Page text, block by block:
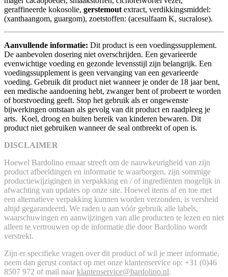
geraffineerde kokosolie, gerstemout extract, verdikkingsmiddel:
(xanthaangom, guargom), zoetstoffen: (acesulfaam K, sucralose).
Aanvullende informatie: Dit product is een voedingssupplement.
De aanbevolen dosering niet overschrijden. Een gevarieerde
evenwichtige voeding en gezonde levensstijl zijn belangrijk. Een
voedingssupplement is geen vervanging van een gevarieerde
voeding. Gebruik dit product niet wanneer je onder de 18 jaar bent,
een medische aandoening hebt, zwanger bent of probeert te worden
of borstvoeding geeft. Stop het gebruik als er ongewenste
bijwerkingen ontstaan als gevolg van dit product en raadpleeg je
arts. Koel, droog en buiten bereik van kinderen bewaren. Dit
product niet gebruiken wanneer de seal ontbreekt of open is.
DISCLAIMER
Hoewel Bardolino ernaar streeft om de nauwkeurigheid van zijn
product afbeeldingen en informatie te waarborgen, zijn sommige
productiewijzigingen in verpakking en / of ingrediënten mogelijk in
afwachting van updates op onze site. Hoewel items af en toe met
een alternatieve verpakking kunnen worden verzonden, is versheid
altijd gegarandeerd. We raden u aan vóór gebruik alle labels,
waarschuwingen en aanwijzingen van alle producten te lezen en niet
alleen te vertrouwen op de informatie die door Bardolino wordt
verstrekt.
Zijn er specifieke vragen over dit product of wil je meer informatie,
neem dan gerust contact op met onze klantenservice op: +31 (0)46
8507 972 of mail naar klantenservice@bardolino.nl.